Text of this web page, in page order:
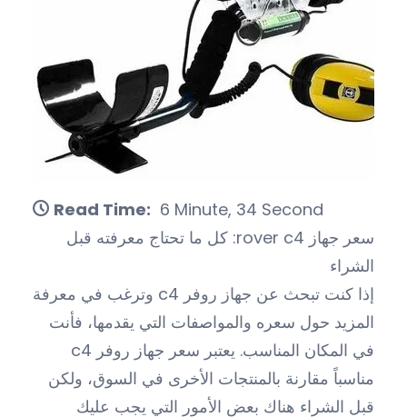
Read Time: 6 Minute, 34 Second
سعر جهاز rover c4: كل ما تحتاج معرفته قبل
الشراء
إذا كنت تبحث عن جهاز روفر c4 وترغب في معرفة
المزيد حول سعره والمواصفات التي يقدمها، فأنت
في المكان المناسب. يعتبر سعر جهاز روفر c4
مناسباً مقارنة بالمنتجات الأخرى في السوق، ولكن
قبل الشراء هناك بعض الأمور التي يجب عليك